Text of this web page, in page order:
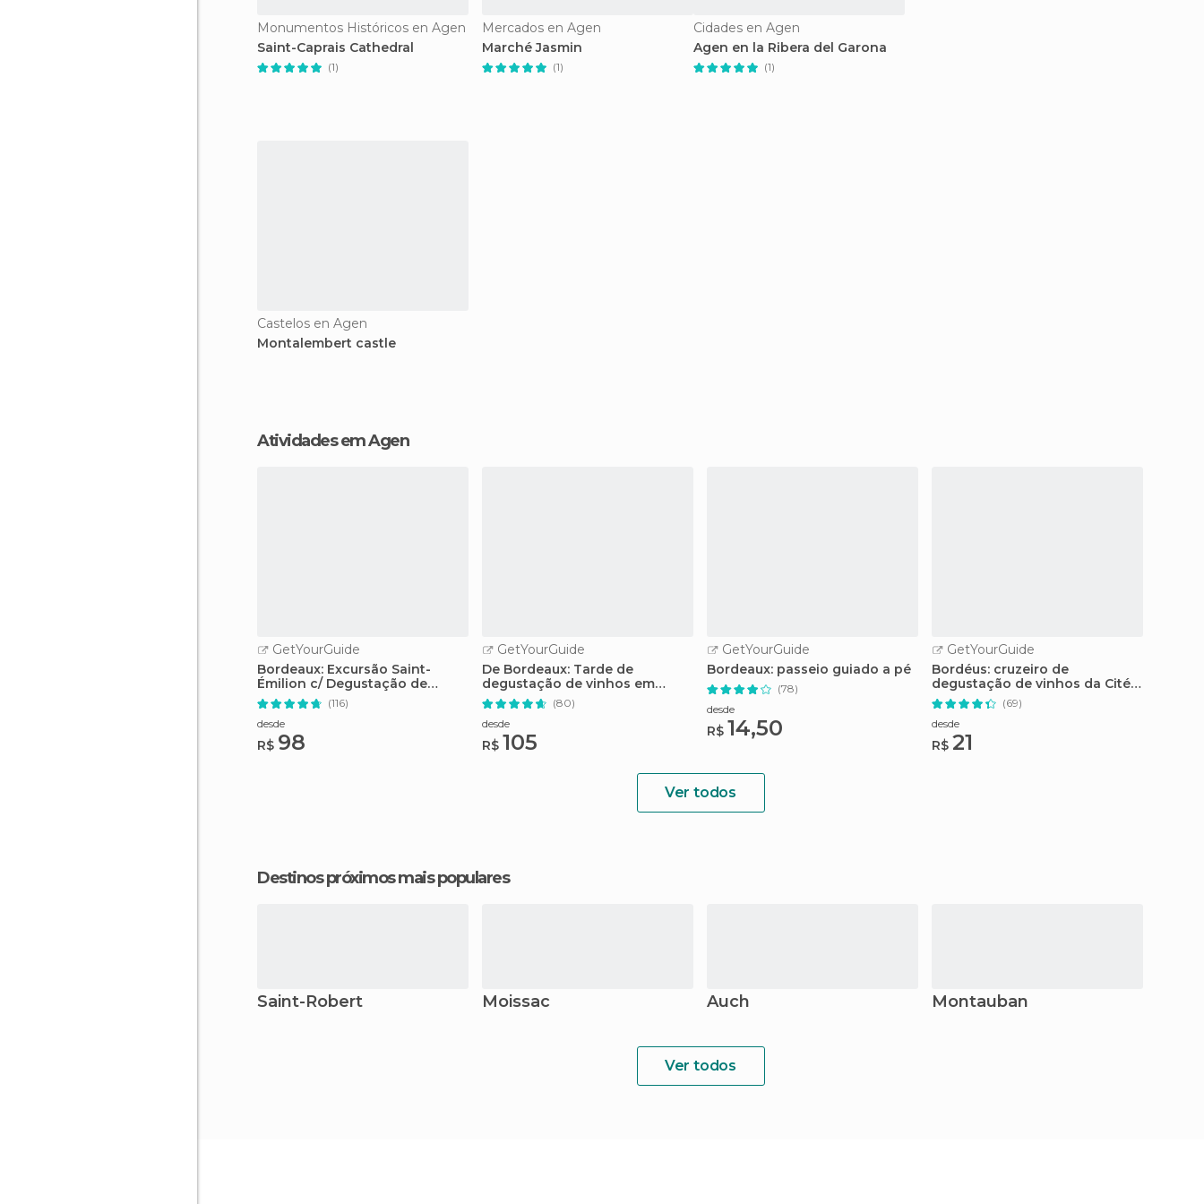
Monumentos Históricos en Agen
Saint-Caprais Cathedral
(1)
Mercados en Agen
Marché Jasmin
(1)
Cidades en Agen
Agen en la Ribera del Garona
(1)
Castelos en Agen
Montalembert castle
Atividades em Agen
GetYourGuide
Bordeaux: Excursão Saint-
Émilion c/ Degustação de
Vinhos
(116)
desde
R$ 98
GetYourGuide
De Bordeaux: Tarde de
degustação de vinhos em
Saint-Emilion
(80)
desde
R$ 105
GetYourGuide
Bordeaux: passeio guiado a pé
(78)
desde
R$ 14,50
GetYourGuide
Bordéus: cruzeiro de
degustação de vinhos da Cité
du Vin
(69)
desde
R$ 21
Ver todos
Destinos próximos mais populares
Saint-Robert Moissac Auch Montauban
Ver todos